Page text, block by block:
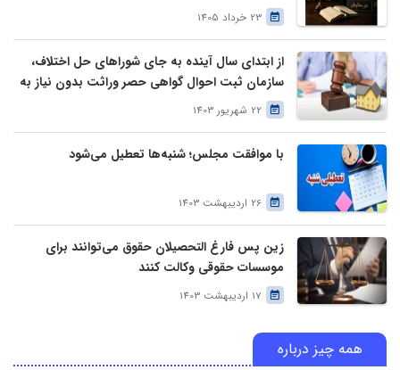
23 خرداد 1405
از ابتدای سال آینده به جای شوراهای حل اختلاف،
سازمان ثبت احوال گواهی حصر وراثت بدون نیاز به
درخواست وراث صادر خواهد کرد
22 شهریور 1403
با موافقت مجلس؛ شنبه‌ها تعطیل می‌شود
26 اردیبهشت 1403
زین پس فارغ التحصیلان حقوق می‌توانند برای
موسسات حقوقی وکالت کنند
17 اردیبهشت 1403
همه چیز درباره